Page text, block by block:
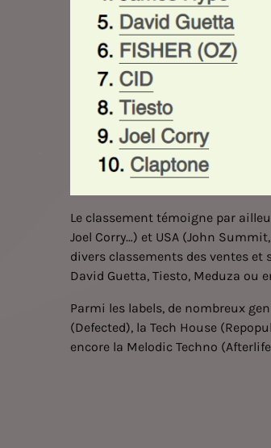
Le classement témoigne par
Joel Corry…) et USA (John
divers classements des ventes
David Guetta, Tiesto, Meduza ou
Parmi les labels, de nombreux
(Defected), la Tech House
encore la Melodic Techno